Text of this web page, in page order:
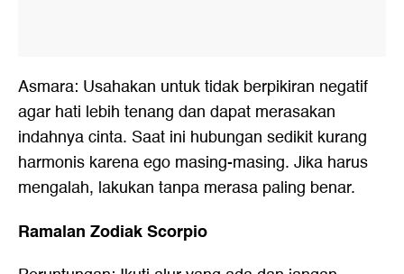
Asmara: Usahakan untuk tidak berpikiran negatif
agar hati lebih tenang dan dapat merasakan
indahnya cinta. Saat ini hubungan sedikit kurang
harmonis karena ego masing-masing. Jika harus
mengalah, lakukan tanpa merasa paling benar.
Ramalan Zodiak Scorpio